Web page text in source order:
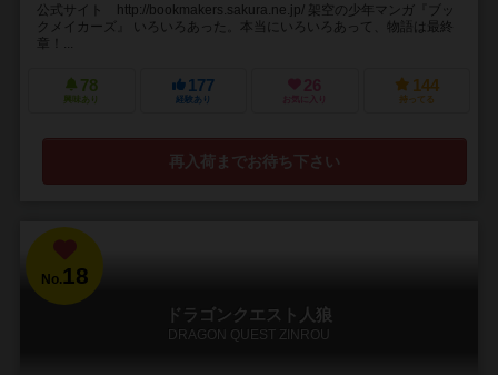
公式サイト http://bookmakers.sakura.ne.jp/ 架空の少年マンガ『ブッ
クメイカーズ』 いろいろあった。本当にいろいろあって、物語は最終
章！...
78
興味あり
177
経験あり
26
お気に入り
144
持ってる
再入荷までお待ち下さい
No.18
ドラゴンクエスト人狼
DRAGON QUEST ZINROU